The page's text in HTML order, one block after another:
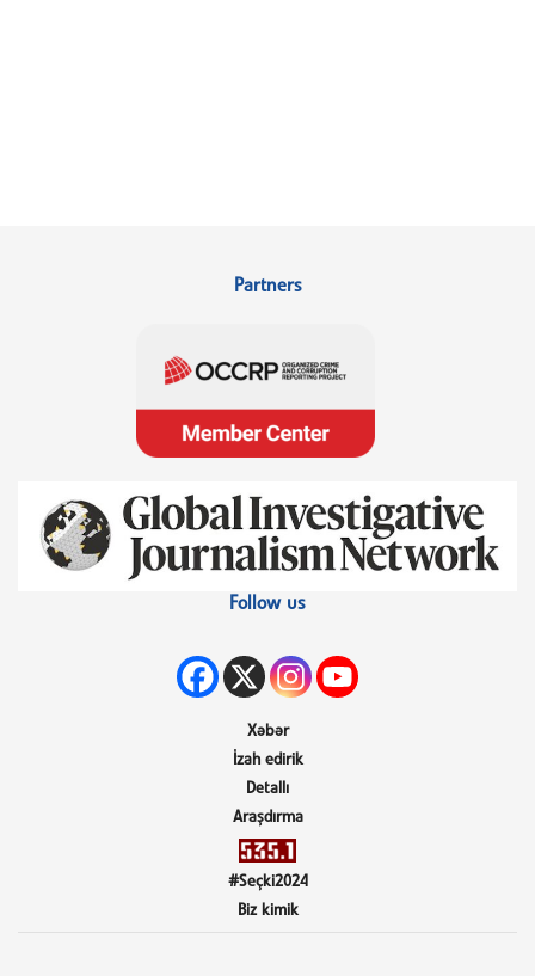
Partners
Follow us
Xəbər
İzah edirik
Detallı
Araşdırma
#Seçki2024
Biz kimik